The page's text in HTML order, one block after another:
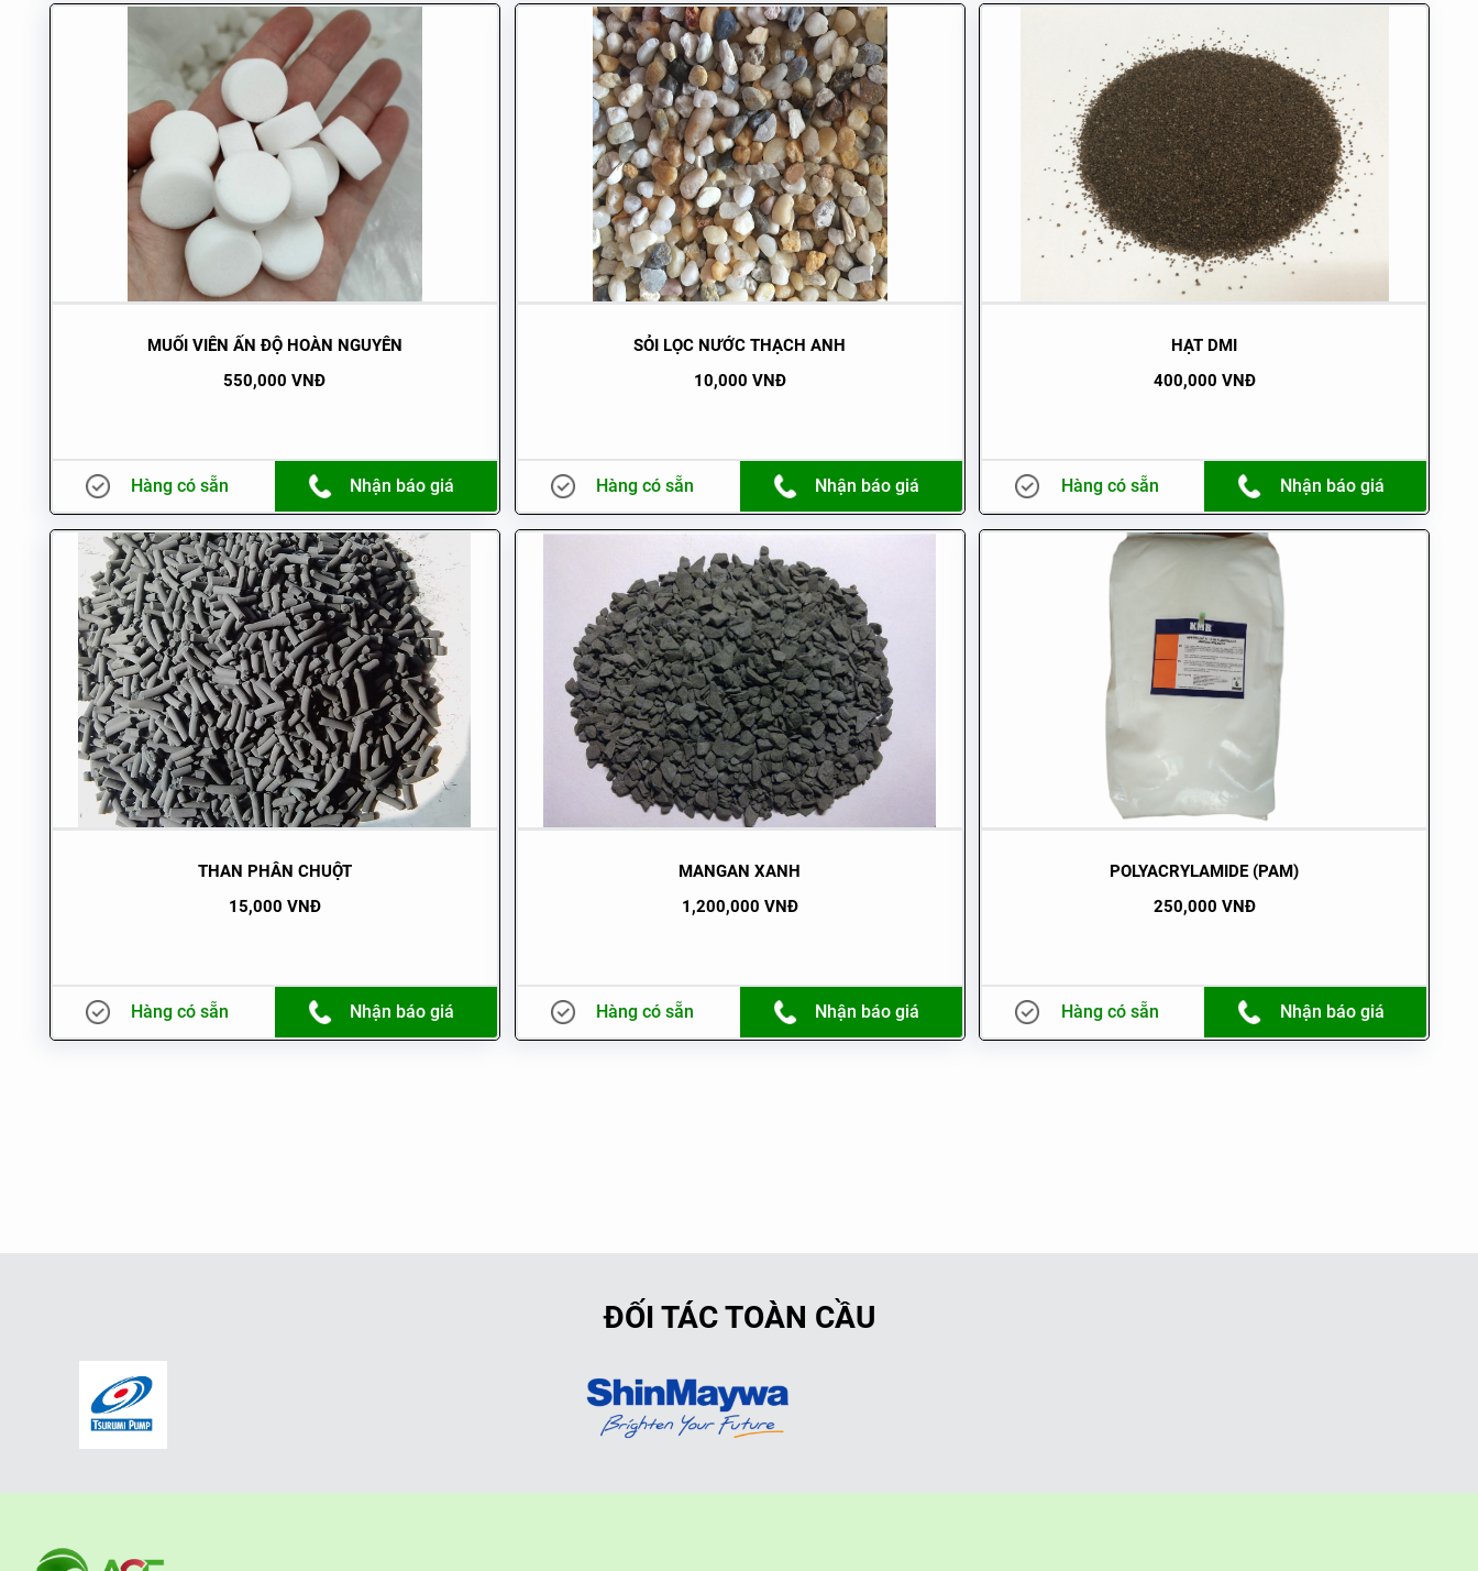
MUỐI VIÊN ẤN ĐỘ HOÀN NGUYÊN
550,000 VNĐ
Hàng có sẵn Nhận báo giá
SỎI LỌC NƯỚC THẠCH ANH
10,000 VNĐ
Hàng có sẵn Nhận báo giá
HẠT DMI
400,000 VNĐ
Hàng có sẵn Nhận báo giá
THAN PHÂN CHUỘT
15,000 VNĐ
Hàng có sẵn Nhận báo giá
MANGAN XANH
1,200,000 VNĐ
Hàng có sẵn Nhận báo giá
POLYACRYLAMIDE (PAM)
250,000 VNĐ
Hàng có sẵn Nhận báo giá
ĐỐI TÁC TOÀN CẦU